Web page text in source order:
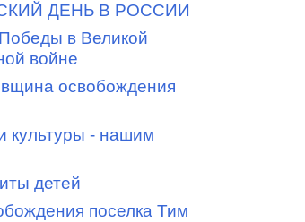
ДЕНЬ В РОССИИ
в Великой
войне
освобождения
культуры - нашим
детей
поселка Тим